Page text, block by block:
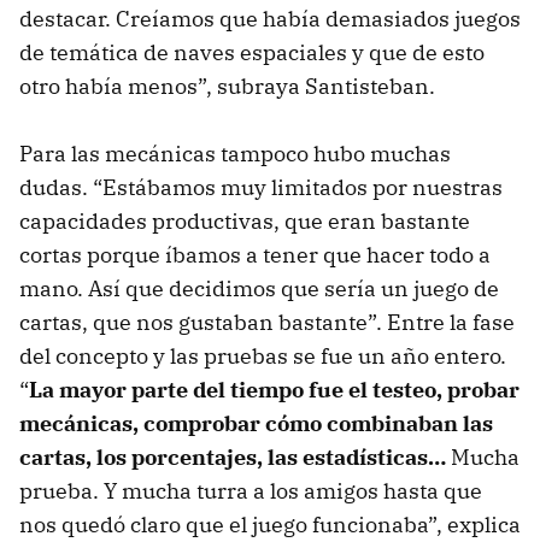
destacar. Creíamos que había demasiados juegos
de temática de naves espaciales y que de esto
otro había menos”, subraya Santisteban.
Para las mecánicas tampoco hubo muchas
dudas. “Estábamos muy limitados por nuestras
capacidades productivas, que eran bastante
cortas porque íbamos a tener que hacer todo a
mano. Así que decidimos que sería un juego de
cartas, que nos gustaban bastante”. Entre la fase
del concepto y las pruebas se fue un año entero.
“La mayor parte del tiempo fue el testeo, probar
mecánicas, comprobar cómo combinaban las
cartas, los porcentajes, las estadísticas… Mucha
prueba. Y mucha turra a los amigos hasta que
nos quedó claro que el juego funcionaba”, explica